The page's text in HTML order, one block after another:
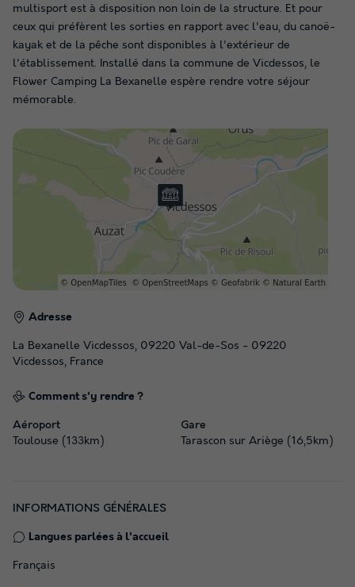
multisport est à disposition non loin de la structure. Et pour
ceux qui préfèrent les sorties en rapport avec l'eau, du canoë-
kayak et de la pêche sont disponibles à l'extérieur de
l'établissement. Installé dans la commune de Vicdessos, le
Flower Camping La Bexanelle espère rendre votre séjour
mémorable.
Adresse
La Bexanelle Vicdessos, 09220 Val-de-Sos - 09220
Vicdessos, France
Comment s'y rendre ?
Aéroport
Toulouse (133km)
Gare
Tarascon sur Ariège (16,5km)
INFORMATIONS GÉNÉRALES
Langues parlées à l'accueil
Français